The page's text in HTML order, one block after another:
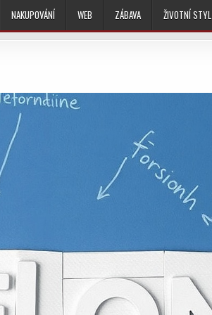
NAKUPOVÁNÍ WEB ZÁBAVA ŽIVOTNÍ STYL